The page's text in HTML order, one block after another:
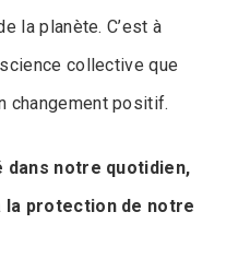
la planète. C’est à
collective que
changement positif.
dans notre quotidien,
la protection de notre